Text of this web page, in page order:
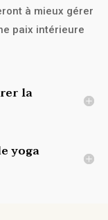
à mieux gérer
paix intérieure
la
yoga